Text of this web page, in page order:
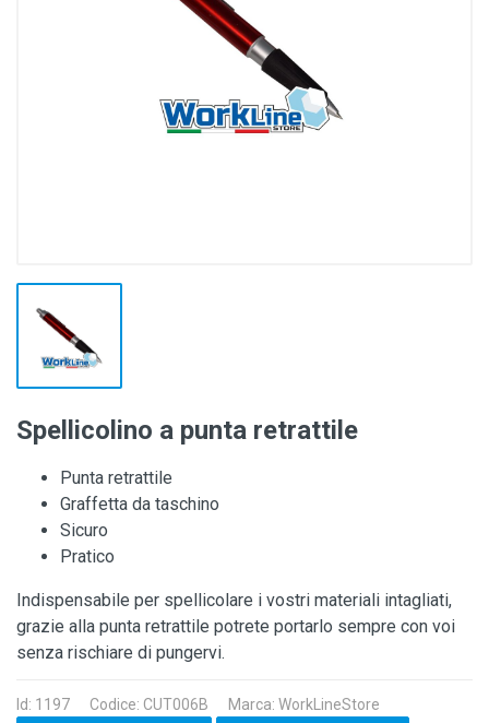
Spellicolino a punta retrattile
Punta retrattile
Graffetta da taschino
Sicuro
Pratico
Indispensabile per spellicolare i vostri materiali intagliati,
grazie alla punta retrattile potrete portarlo sempre con voi
senza rischiare di pungervi.
Id: 1197 Codice: CUT006B
Marca: WorkLineStore